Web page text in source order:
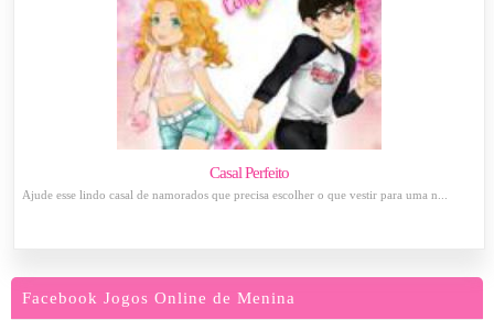
Casal Perfeito
Ajude esse lindo casal de namorados que precisa escolher o que vestir para uma n...
Facebook Jogos Online de Menina